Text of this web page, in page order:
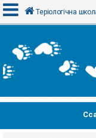
х
і
Теріологічна